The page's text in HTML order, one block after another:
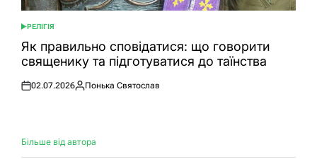
ОПУБЛІКУВАТИ
У
РЕЛІГІЯ
Як правильно сповідатися: що говорити
священику та підготуватися до таїнства
Оприлюднено
02.07.2026
Опубліковано
Понька Святослав
Більше від автора